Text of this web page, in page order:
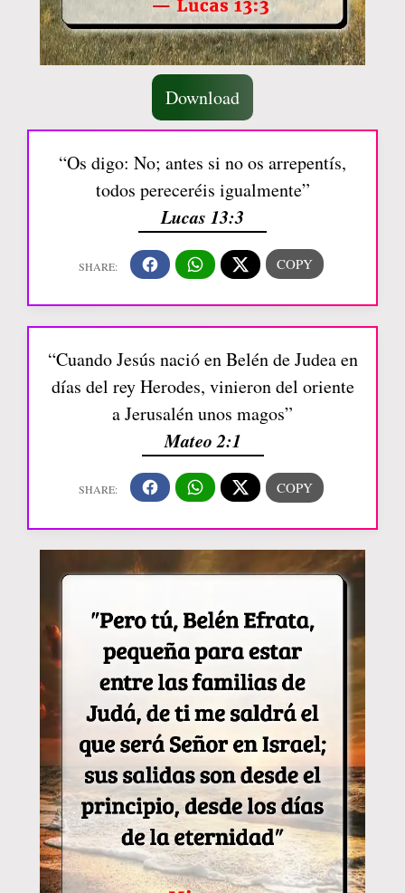
Download
“Os digo: No; antes si no os arrepentís,
todos pereceréis igualmente”
Lucas 13:3
“Cuando Jesús nació en Belén de Judea en
días del rey Herodes, vinieron del oriente
a Jerusalén unos magos”
Mateo 2:1